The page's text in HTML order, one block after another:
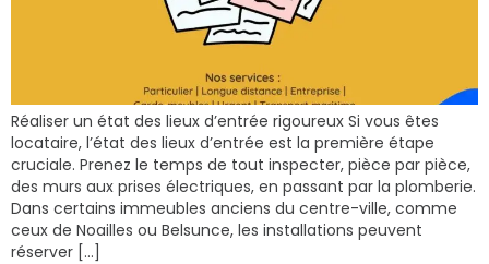
Réaliser un état des lieux d’entrée rigoureux Si vous êtes
locataire, l’état des lieux d’entrée est la première étape
cruciale. Prenez le temps de tout inspecter, pièce par pièce,
des murs aux prises électriques, en passant par la plomberie.
Dans certains immeubles anciens du centre-ville, comme
ceux de Noailles ou Belsunce, les installations peuvent
réserver […]